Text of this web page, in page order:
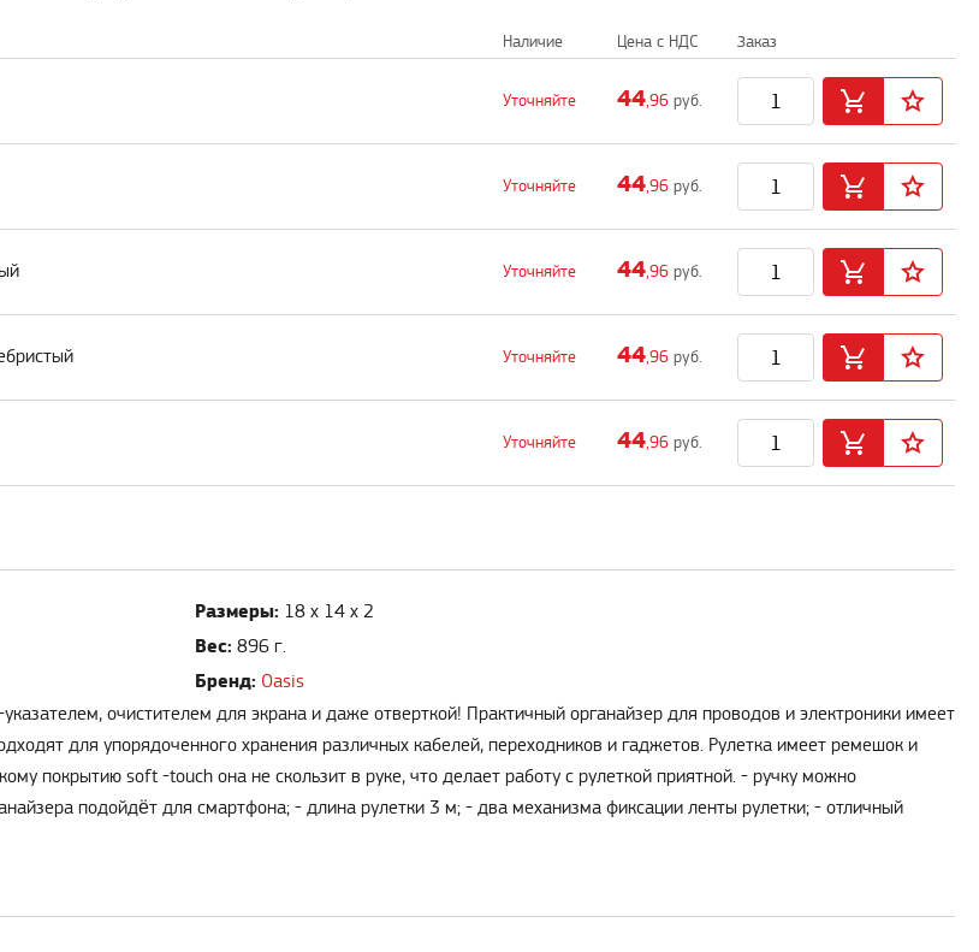
Наличие Цена с НДС Заказ
Уточняйте 44,96 руб.
Уточняйте 44,96 руб.
Уточняйте 44,96 руб.
Уточняйте 44,96 руб.
Уточняйте 44,96 руб.
Размеры: 18 х 14 х 2
Вес: 896 г.
Бренд: Oasis
очистителем для экрана и даже отверткой! Практичный органайзер для проводов и электроники имеет
для упорядоченного хранения различных кабелей, переходников и гаджетов. Рулетка имеет ремешок и
покрытию soft -touch она не скользит в руке, что делает работу с рулеткой приятной. - ручку можно
подойдёт для смартфона; - длина рулетки 3 м; - два механизма фиксации ленты рулетки; - отличный